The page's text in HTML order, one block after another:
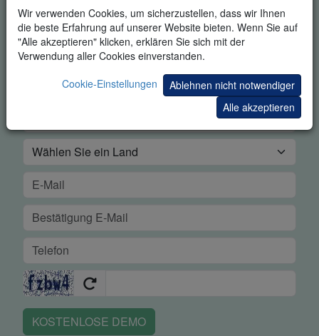
Wir verwenden Cookies, um sicherzustellen, dass wir Ihnen
die beste Erfahrung auf unserer Website bieten. Wenn Sie auf
"Alle akzeptieren" klicken, erklären Sie sich mit der
Verwendung aller Cookies einverstanden.
Cookie-Einstellungen
Ablehnen nicht notwendiger
Alle akzeptieren
TRADING DEMO
KOSTENLOSE DEMO